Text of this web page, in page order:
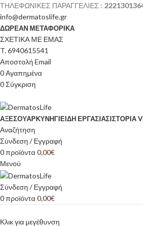
ΤΗΛΕΦΩΝΙΚΕΣ ΠΑΡΑΓΓΕΛΙΕΣ :
info@dermatoslife.gr
ΔΩΡΕΑΝ ΜΕΤΑΦΟΡΙΚΑ
ΣΧΕΤΙΚΑ ΜΕ ΕΜΑΣ
T. 6940615541
Αποστολή Email
0Αγαπημένα
0Σύγκριση
ΑΞΕΣΟΥΆΡΚΥΝΉΓΙΕΊΔΗ ΕΡΓΑΣΊΑΣΙΣΤΟΡΊΑ
Αναζήτηση
Σύνδεση / Εγγραφή
0προϊόντα 0,00€
Μενού
Σύνδεση / Εγγραφή
0προϊόντα 0,00€
Κλικ για μεγέθυνση